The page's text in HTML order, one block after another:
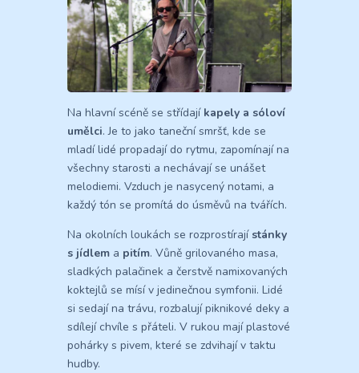
Na hlavní scéně se střídají kapely a sóloví
umělci. Je to jako taneční smršť, kde se
mladí lidé propadají do rytmu, zapomínají na
všechny starosti a nechávají se unášet
melodiemi. Vzduch je nasycený notami, a
každý tón se promítá do úsměvů na tvářích.
Na okolních loukách se rozprostírají stánky
s jídlem a pitím. Vůně grilovaného masa,
sladkých palačinek a čerstvě namixovaných
koktejlů se mísí v jedinečnou symfonii. Lidé
si sedají na trávu, rozbalují piknikové deky a
sdílejí chvíle s přáteli. V rukou mají plastové
pohárky s pivem, které se zdvihají v taktu
hudby.